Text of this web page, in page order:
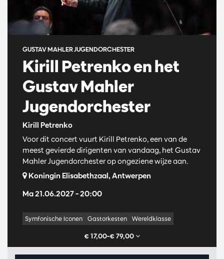
Kirill Petrenko en het
Gustav Mahler
Jugendorchester
Kirill Petrenko
GUSTAV MAHLER JUGENDORCHESTER
Ma 21.06.2027– 20:00
Voor dit concert vuurt Kirill Petrenko, een van de
meest gevierde dirigenten van vandaag, het Gustav
Mahler Jugendorchester op ongeziene wijze aan.
Koningin Elisabethzaal, Antwerpen
Symfonische Iconen Gastorkesten Wereldklasse
€ 17,00–€ 79,00